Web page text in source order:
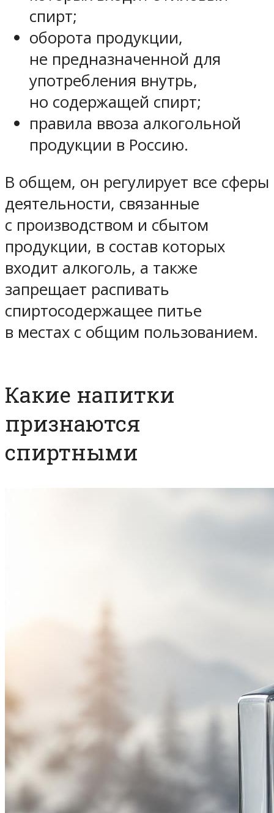
спирт;
оборота продукции,
не предназначенной для
употребления внутрь,
но содержащей спирт;
правила ввоза алкогольной
продукции в Россию.
В общем, он регулирует все сферы
деятельности, связанные
с производством и сбытом
продукции, в состав которых
входит алкоголь, а также
запрещает распивать
спиртосодержащее питье
в местах с общим пользованием.
Какие напитки
признаются
спиртными